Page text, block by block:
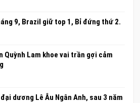
9, Brazil giữ top 1, Bỉ đứng thứ 2.
Quỳnh Lam khoe vai trần gợi cảm
dương Lê Âu Ngân Anh, sau 3 năm